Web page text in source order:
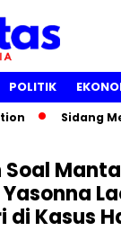
POLITIK
Sidang
Soal
di Kasus